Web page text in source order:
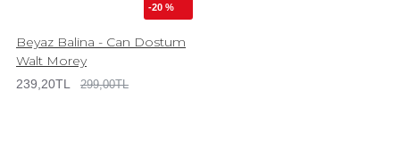
-20 %
Beyaz Balina - Can Dostum
Walt Morey
239,20TL 299,00TL